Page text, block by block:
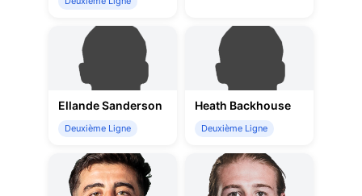
Ellande Sanderson
Deuxième Ligne
Heath Backhouse
Deuxième Ligne